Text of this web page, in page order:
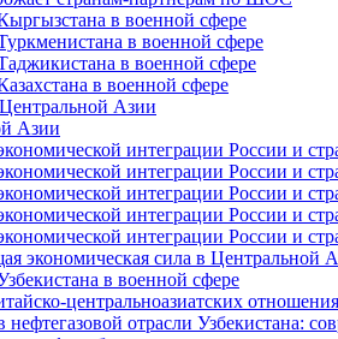
в военной сфере
в военной сфере
в военной сфере
в военной сфере
Азии
Азии
интеграции России и
интеграции России и
интеграции России и
интеграции России и
интеграции России и
экономическая сила в Центральной
в военной сфере
центральноазиатских
отрасли Узбекистана: